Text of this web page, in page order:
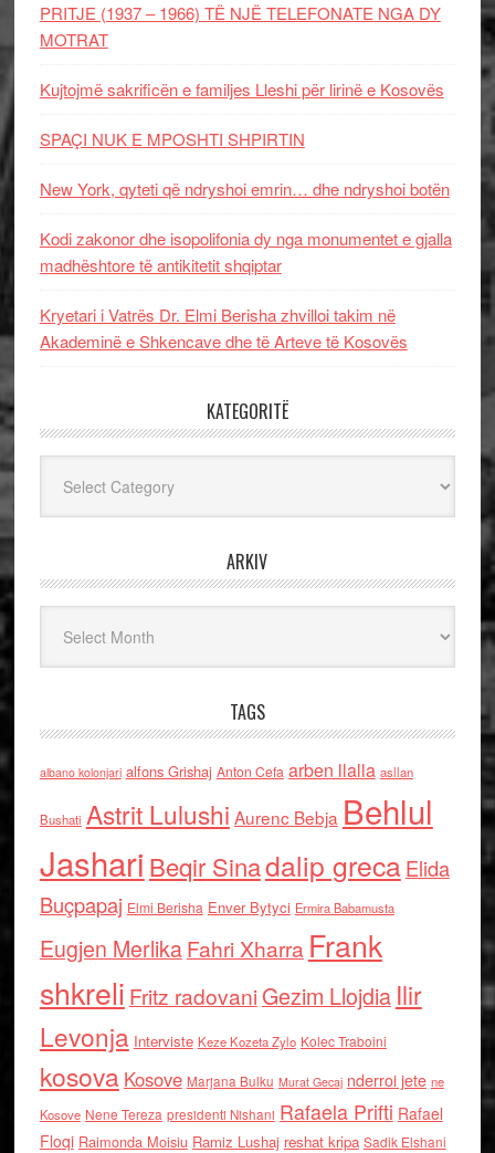
PRITJE (1937 – 1966) TË NJË TELEFONATE NGA DY
MOTRAT
Kujtojmë sakrificën e familjes Lleshi për lirinë e Kosovës
SPAÇI NUK E MPOSHTI SHPIRTIN
New York, qyteti që ndryshoi emrin… dhe ndryshoi botën
Kodi zakonor dhe isopolifonia dy nga monumentet e gjalla
madhështore të antikitetit shqiptar
Kryetari i Vatrës Dr. Elmi Berisha zhvilloi takim në
Akademinë e Shkencave dhe të Arteve të Kosovës
KATEGORITË
ARKIV
TAGS
albano kolonjari alfons Grishaj Anton Cefa arben llalla asllan
Bushati Astrit Lulushi Aurenc Bebja Behlul
Jashari Beqir Sinadalip grecaElida
Buçpapaj Elmi Berisha Enver Bytyci Ermira Babamusta
Eugjen MerlikaFahri Xharra Frank
shkreli Fritz radovaniGezim Llojdia Ilir
Levonja Interviste Keze Kozeta Zylo Kolec Traboini
kosova Kosove Marjana Bulku Murat Gecaj nderroi jete ne
Kosove Nene Tereza presidenti Nishani Rafaela Prifti Rafael
Floqi Raimonda Moisiu Ramiz Lushaj reshat kripa Sadik Elshani